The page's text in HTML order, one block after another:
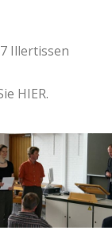
Illertissen
HIER.